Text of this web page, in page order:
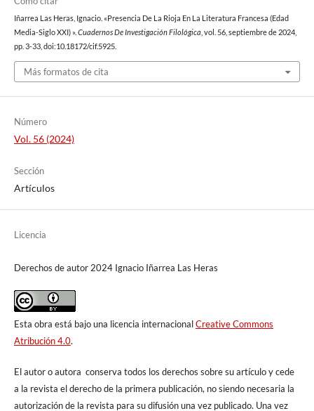
Iñarrea Las Heras, Ignacio. «Presencia De La Rioja En La Literatura Francesa (Edad
Media-Siglo XXI) ». Cuadernos De Investigación Filológica , vol. 56, septiembre de 2024,
pp. 3-33, doi:10.18172/cif.5925.
Más formatos de cita
Número
Vol. 56 (2024)
Sección
Artículos
Licencia
Derechos de autor 2024 Ignacio Iñarrea Las Heras
Esta obra está bajo una licencia internacionalCreative Commons
Atribución 4.0.
El autor o autora conserva todos los derechos sobre su artículo y cede
a la revista el derecho de la primera publicación, no siendo necesaria la
autorización de la revista para su difusión una vez publicado. Una vez